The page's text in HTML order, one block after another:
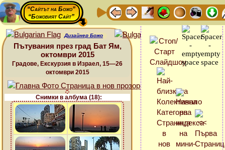
“Сайтът на Божо”
“Божовият Сайт”
Дизайнер Божо
Пътувания през град Бат Ям,
октомври 2015
Градове, Екскурзия в Израел, 15—26
октомври 2015
Снимки в албума (18):